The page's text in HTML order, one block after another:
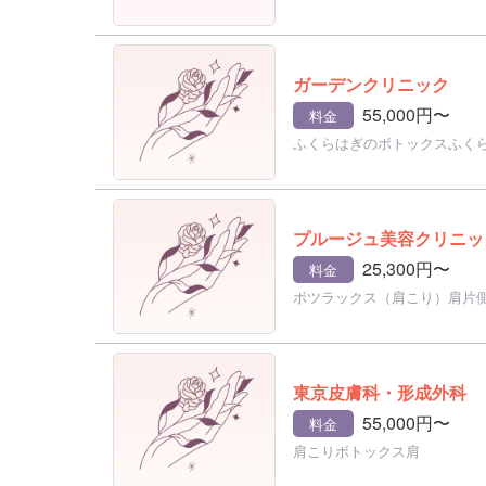
ガーデンクリニック
料金 55,000円〜
ふくらはぎのボトックスふく
プルージュ美容クリニ
料金 25,300円〜
ボツラックス（肩こり）肩片
東京皮膚科・形成外科
料金 55,000円〜
肩こりボトックス肩